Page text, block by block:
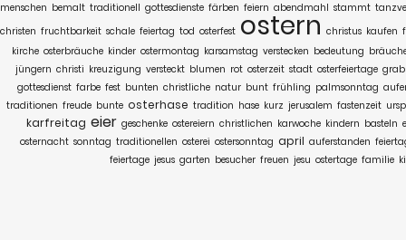
menschen bemalt traditionell gottesdienste färben feiern abendmahl stammt
christen fruchtbarkeit schale feiertag tod osterfest ostern christus kaufen
kirche osterbräuche kinder ostermontag karsamstag verstecken bedeutung
jüngern christi kreuzigung versteckt blumen rot osterzeit stadt osterfeiertage grab
gottesdienst farbe fest bunten christliche natur bunt frühling palmsonntag
traditionen freude bunte osterhase tradition hase kurz jerusalem fastenzeit
karfreitag eier geschenke ostereiern christlichen karwoche kindern basteln
osternacht sonntag traditionellen osterei ostersonntag april auferstanden
feiertage jesus garten besucher freuen jesu ostertage familie